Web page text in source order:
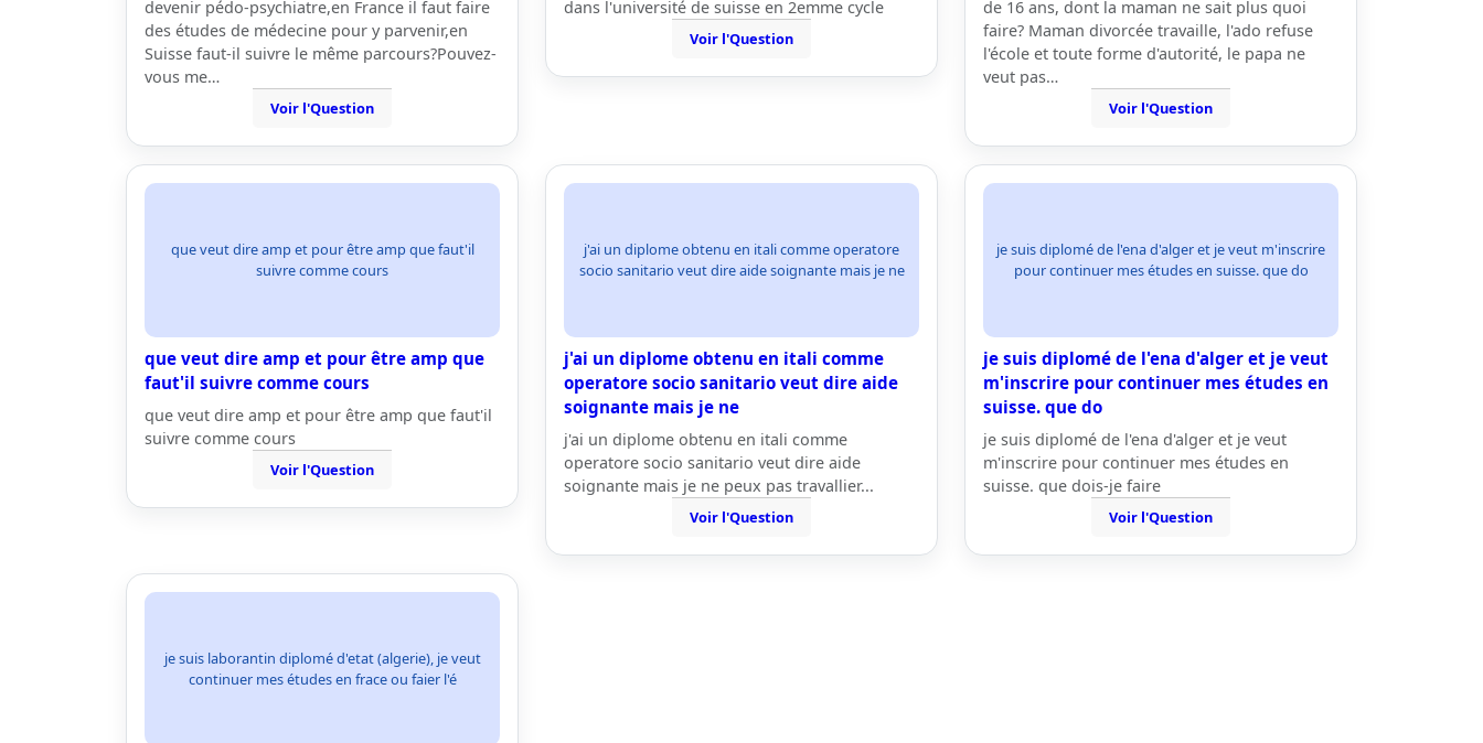
devenir pédo-psychiatre,en France il faut faire
des études de médecine pour y parvenir,en
Suisse faut-il suivre le même parcours?Pouvez-
vous me…
Voir l'Question
dans l'université de suisse en 2emme cycle
Voir l'Question
de 16 ans, dont la maman ne sait plus quoi
faire? Maman divorcée travaille, l'ado refuse
l'école et toute forme d'autorité, le papa ne
veut pas…
Voir l'Question
que veut dire amp et pour être amp que faut'il
suivre comme cours
que veut dire amp et pour être amp que
faut'il suivre comme cours
que veut dire amp et pour être amp que faut'il
suivre comme cours
Voir l'Question
j'ai un diplome obtenu en itali comme operatore
socio sanitario veut dire aide soignante mais je ne
j'ai un diplome obtenu en itali comme
operatore socio sanitario veut dire aide
soignante mais je ne
j'ai un diplome obtenu en itali comme
operatore socio sanitario veut dire aide
soignante mais je ne peux pas travallier...
Voir l'Question
je suis diplomé de l'ena d'alger et je veut m'inscrire
pour continuer mes études en suisse. que do
je suis diplomé de l'ena d'alger et je veut
m'inscrire pour continuer mes études en
suisse. que do
je suis diplomé de l'ena d'alger et je veut
m'inscrire pour continuer mes études en
suisse. que dois-je faire
Voir l'Question
je suis laborantin diplomé d'etat (algerie), je veut
continuer mes études en frace ou faier l'é